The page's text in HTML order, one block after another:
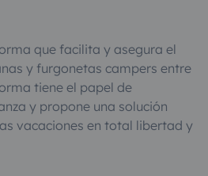
que facilita y asegura el
y furgonetas campers entre
tiene el papel de
y propone una solución
vacaciones en total libertad y